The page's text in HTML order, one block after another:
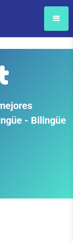
- Bilingüe